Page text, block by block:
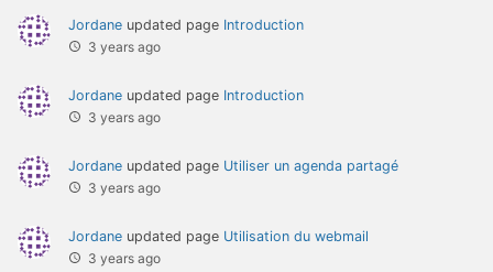
Jordane updated page Introduction
3 years ago
Jordane updated page Introduction
3 years ago
Jordane updated page Utiliser un agenda partagé
3 years ago
Jordane updated page Utilisation du webmail
3 years ago